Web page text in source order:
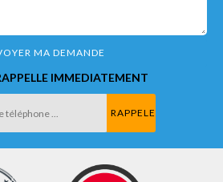
IMMEDIATEMENT